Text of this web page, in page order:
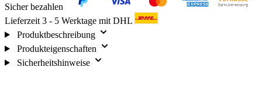
Sicher bezahlen
Lieferzeit 3 - 5 Werktage mit DHL
Produktbeschreibung
Produkteigenschaften
Sicherheitshinweise